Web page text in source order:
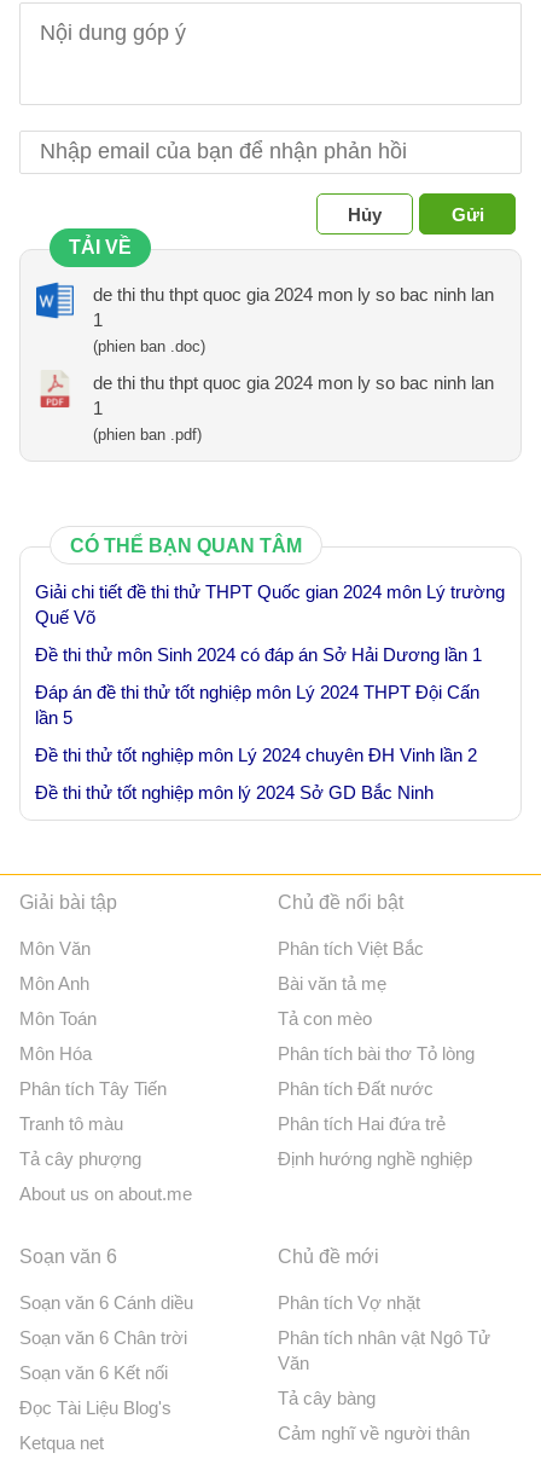
Hủy
Gửi
TẢI VỀ
de thi thu thpt quoc gia 2024 mon ly so bac ninh lan
1
(phien ban .doc)
de thi thu thpt quoc gia 2024 mon ly so bac ninh lan
1
(phien ban .pdf)
CÓ THỂ BẠN QUAN TÂM
Giải chi tiết đề thi thử THPT Quốc gian 2024 môn Lý trường
Quế Võ
Đề thi thử môn Sinh 2024 có đáp án Sở Hải Dương lần 1
Đáp án đề thi thử tốt nghiệp môn Lý 2024 THPT Đội Cấn
lần 5
Đề thi thử tốt nghiệp môn Lý 2024 chuyên ĐH Vinh lần 2
Đề thi thử tốt nghiệp môn lý 2024 Sở GD Bắc Ninh
Giải bài tập
Môn Văn
Môn Anh
Môn Toán
Môn Hóa
Phân tích Tây Tiến
Tranh tô màu
Tả cây phượng
About us on about.me
Chủ đề nổi bật
Phân tích Việt Bắc
Bài văn tả mẹ
Tả con mèo
Phân tích bài thơ Tỏ lòng
Phân tích Đất nước
Phân tích Hai đứa trẻ
Định hướng nghề nghiệp
Soạn văn 6
Soạn văn 6 Cánh diều
Soạn văn 6 Chân trời
Soạn văn 6 Kết nối
Đọc Tài Liệu Blog's
Ketqua net
Chủ đề mới
Phân tích Vợ nhặt
Phân tích nhân vật Ngô Tử
Văn
Tả cây bàng
Cảm nghĩ về người thân